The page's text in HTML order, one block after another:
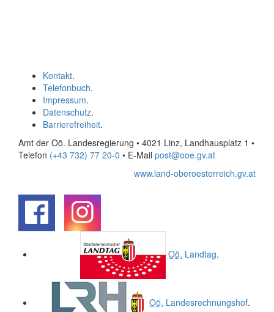
Kontakt.
Telefonbuch.
Impressum.
Datenschutz.
Barrierefreiheit.
Amt der Oö. Landesregierung • 4021 Linz, Landhausplatz 1 •
Telefon (+43 732) 77 20-0 • E-Mail post@ooe.gv.at
www.land-oberoesterreich.gv.at
Oö. Landtag.
Oö. Landesrechnungshof.